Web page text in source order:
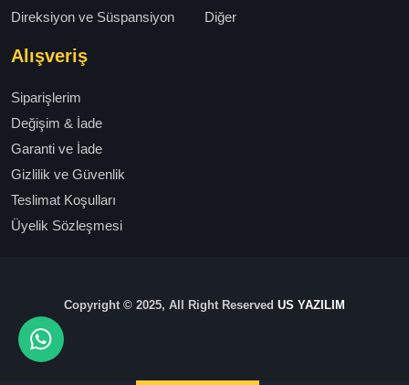
Direksiyon ve Süspansiyon
Diğer
Alışveriş
Siparişlerim
Değişim & İade
Garanti ve İade
Gizlilik ve Güvenlik
Teslimat Koşulları
Üyelik Sözleşmesi
Copyright © 2025, All Right Reserved US YAZILIM